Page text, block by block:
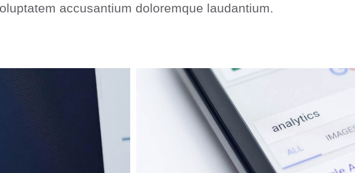
accusantium doloremque laudantium.